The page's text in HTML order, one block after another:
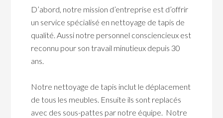
D’abord, notre mission d’entreprise est d’offrir
un service spécialisé en nettoyage de tapis de
qualité. Aussi notre personnel consciencieux est
reconnu pour son travail minutieux depuis 30
ans.
Notre nettoyage de tapis inclut le déplacement
de tous les meubles. Ensuite ils sont replacés
avec des sous-pattes par notre équipe. Notre